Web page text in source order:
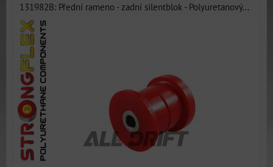
131982B: Přední rameno - zadní silentblok - Polyuretanový...